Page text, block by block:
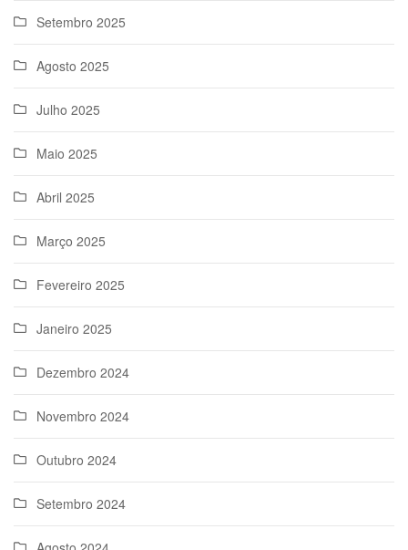
Setembro 2025
Agosto 2025
Julho 2025
Maio 2025
Abril 2025
Março 2025
Fevereiro 2025
Janeiro 2025
Dezembro 2024
Novembro 2024
Outubro 2024
Setembro 2024